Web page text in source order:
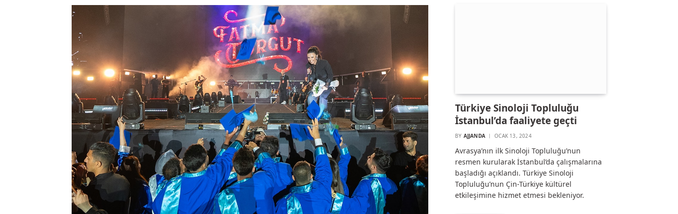
Türkiye Sinoloji Topluluğu
İstanbul’da faaliyete geçti
BY AJJANDA OCAK 13, 2024
Avrasya’nın ilk Sinoloji Topluluğu’nun
resmen kurularak İstanbul’da çalışmalarına
başladığı açıklandı. Türkiye Sinoloji
Topluluğu’nun Çin-Türkiye kültürel
etkileşimine hizmet etmesi bekleniyor.